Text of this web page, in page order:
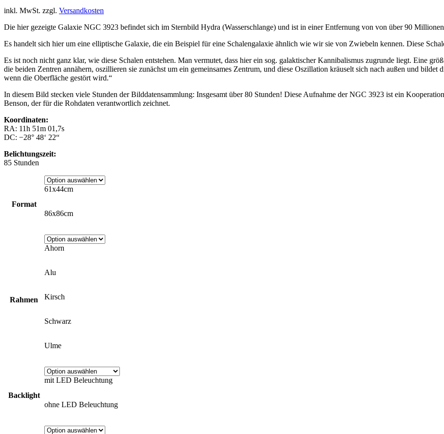
inkl. MwSt. zzgl. Versandkosten
Die hier gezeigte Galaxie NGC 3923 befindet sich im Sternbild Hydra (Wasserschlange) und ist in einer Entfernung von von über 90
Es handelt sich hier um eine elliptische Galaxie, die ein Beispiel für eine Schalengalaxie ähnlich wie wir sie von Zwiebeln kennen. Diese
Es ist noch nicht ganz klar, wie diese Schalen entstehen. Man vermutet, dass hier ein sog. galaktischer Kannibalismus zugrunde liegt. Eine
die beiden Zentren annähern, oszillieren sie zunächst um ein gemeinsames Zentrum, und diese Oszillation kräuselt sich nach außen und bildet
wenn die Oberfläche gestört wird.“
In diesem Bild stecken viele Stunden der Bilddatensammlung: Insgesamt über 80 Stunden! Diese Aufnahme der NGC 3923 ist ein
Benson, der für die Rohdaten verantwortlich zeichnet.
Koordinaten:
RA: 11h 51m 01,7s
DC: −28° 48‘ 22“
Belichtungszeit:
85 Stunden
Format
61x44cm
86x86cm
Rahmen
Ahorn
Alu
Kirsch
Schwarz
Ulme
Backlight
mit LED Beleuchtung
ohne LED Beleuchtung